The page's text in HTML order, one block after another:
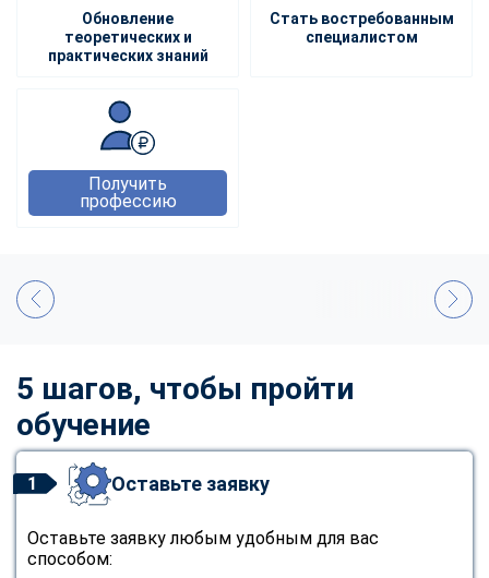
Обновление
теоретических и
практических знаний
Стать востребованным
специалистом
Получить
профессию
5 шагов, чтобы пройти
обучение
1 Оставьте заявку
Оставьте заявку любым удобным для вас
способом: